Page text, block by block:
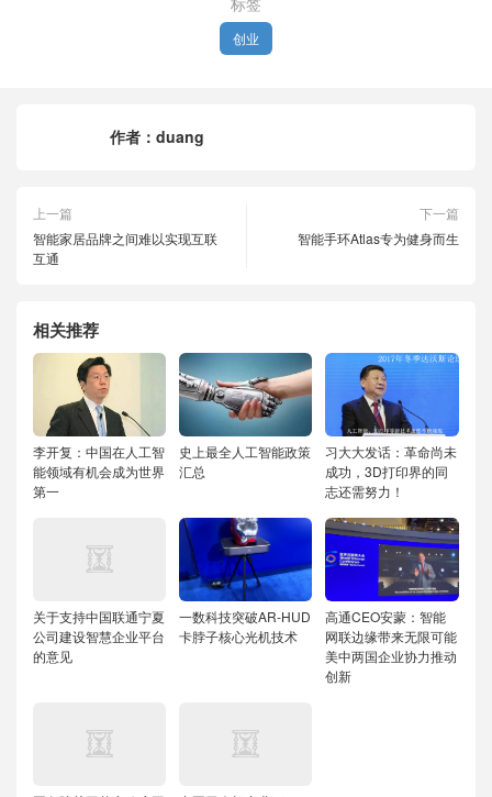
创业
作者： duang
上一篇
智能家居品牌之间难以实现互联
互通
下一篇
智能手环Atlas专为健身而生
相关推荐
李开复：中国在人工智
能领域有机会成为世界
第一
史上最全人工智能政策
汇总
习大大发话：革命尚未
成功，3D打印界的同
志还需努力！
关于支持中国联通宁夏
公司建设智慧企业平台
的意见
一数科技突破AR-HUD
卡脖子核心光机技术
高通CEO安蒙：智能
网联边缘带来无限可能
美中两国企业协力推动
创新